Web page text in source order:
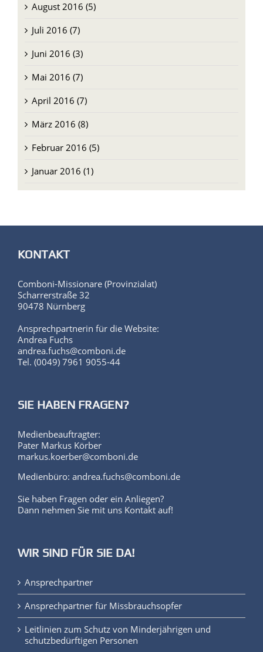
August 2016 (5)
Juli 2016 (7)
Juni 2016 (3)
Mai 2016 (7)
April 2016 (7)
März 2016 (8)
Februar 2016 (5)
Januar 2016 (1)
KONTAKT
Comboni-Missionare (Provinzialat)
Scharrerstraße 32
90478 Nürnberg
Ansprechpartnerin für die Website:
Andrea Fuchs
andrea.fuchs@comboni.de
Tel. (0049) 7961 9055-44
SIE HABEN FRAGEN?
Medienbeauftragter:
Pater Markus Körber
markus.koerber@comboni.de
Medienbüro: andrea.fuchs@comboni.de
Sie haben Fragen oder ein Anliegen?
Dann nehmen Sie mit uns Kontakt auf!
WIR SIND FÜR SIE DA!
Ansprechpartner
Ansprechpartner für Missbrauchsopfer
Leitlinien zum Schutz von Minderjährigen und
schutzbedürftigen Personen